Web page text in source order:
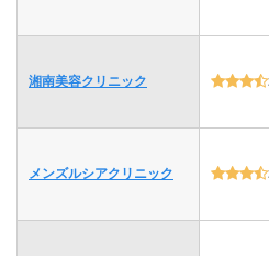
湘南美容クリニック
メンズルシアクリニック